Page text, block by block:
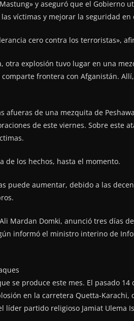
y aseguró que el Gobierno
víctimas y mejorar la seguridad en
cero contra los terroristas»,
otra explosión tuvo lugar en una
frontera con Afganistán.
afueras de una mezquita de
de este viernes. Sobre este
de los hechos, hasta el momento.
puede aumentar, debido a las
Mardan Domki, anunció tres días
informó el ministro interino de
se produce este mes. El pasado
en la carretera Quetta-Karachi,
partido religioso Jamiat Ulema